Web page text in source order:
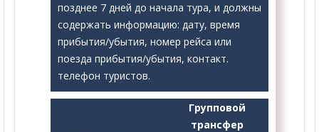
позднее 7 дней до начала тура, и должны
содержать информацию: дату, время
прибытия/убытия, номер рейса или
поезда прибытия/убытия, контакт.
телефон туристов.
Групповой
трансфер